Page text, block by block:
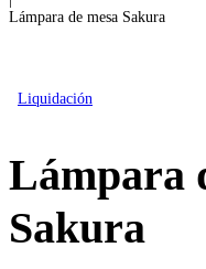
Lámpara de mesa Sakura
Liquidación
Lámpara
Sakura